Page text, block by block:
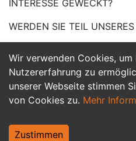
Wir verwenden Cookies, um
Nutzererfahrung zu
unserer Webseite stimmen
von Cookies zu. Mehr
Zustimmen
INTERESSE GEWECKT?
WERDEN SIE TEIL
Jetzt